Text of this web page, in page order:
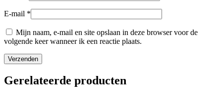
E-mail *
Mijn naam, e-mail en site opslaan in deze browser voor de
volgende keer wanneer ik een reactie plaats.
Gerelateerde producten